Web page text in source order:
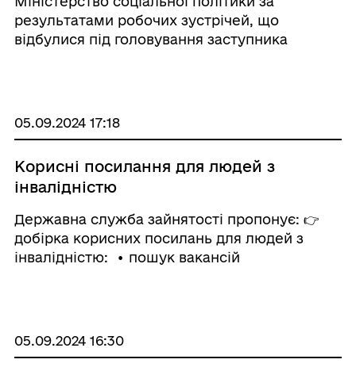
особам з інвалідністю соціальних
послуг стаціонарного догляду,
підтриманого проживання за
результатами робочих зустрічей, що
відбулися під головування заступника
сервісної служби, Державн ...
05.09.2024 17:18
Корисні посилання для людей з
інвалідністю
Державна служба зайнятості пропонує: 👉
добірка корисних посилань для людей з
інвалідністю: • пошук вакансій
05.09.2024 16:30